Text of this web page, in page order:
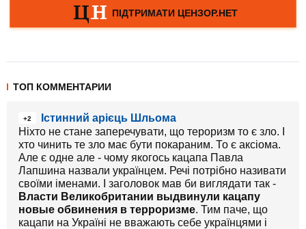
ТОП КОММЕНТАРИИ
+2
Істинний арієць Шльома
Ніхто не стане заперечувати, що тероризм то є зло. І
хто чинить те зло має бути покараним. То є аксіома.
Але є одне але - чому якогось кацапа Павла
Лапшина назвали українцем. Речі потрібно називати
своїми іменами. І заголовок мав би виглядати так -
Власти Великобритании выдвинули кацапу
новые обвинения в терроризме. Тим паче, що
кацапи на Україні не вважають себе українцями і